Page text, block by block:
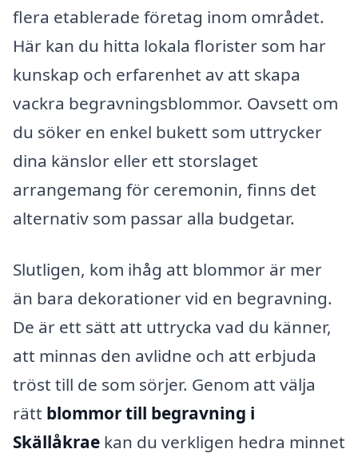
flera etablerade företag inom området.
Här kan du hitta lokala florister som har
kunskap och erfarenhet av att skapa
vackra begravningsblommor. Oavsett om
du söker en enkel bukett som uttrycker
dina känslor eller ett storslaget
arrangemang för ceremonin, finns det
alternativ som passar alla budgetar.
Slutligen, kom ihåg att blommor är mer
än bara dekorationer vid en begravning.
De är ett sätt att uttrycka vad du känner,
att minnas den avlidne och att erbjuda
tröst till de som sörjer. Genom att välja
rätt blommor till begravning i
Skällåkrae kan du verkligen hedra minnet